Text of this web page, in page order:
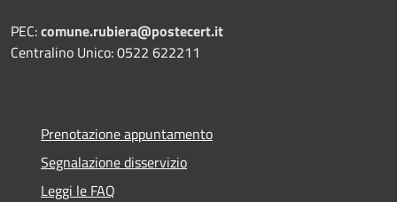
PEC:comune.rubiera@postecert.it
Centralino Unico: 0522 622211
Prenotazione appuntamento
Segnalazione disservizio
Leggi le FAQ